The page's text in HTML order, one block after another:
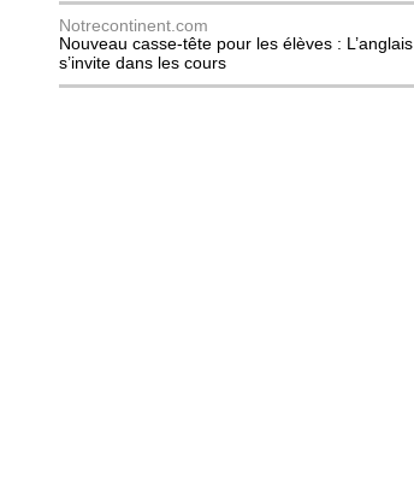
Notrecontinent.com
Nouveau casse-tête pour les élèves : L’anglais
s’invite dans les cours